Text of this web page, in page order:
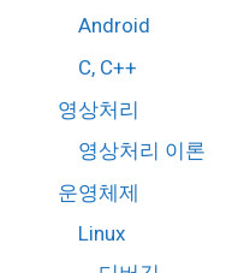
Android
C, C++
영상처리
영상처리 이론
운영체제
Linux